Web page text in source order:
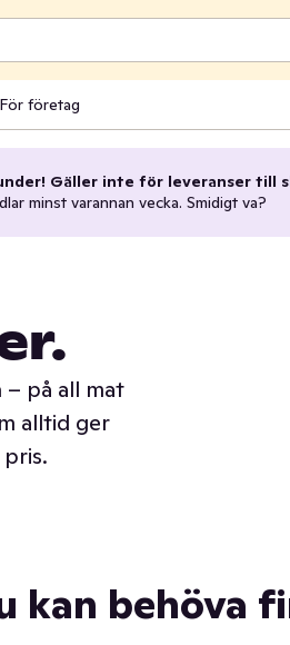
För företag
Gäller inte för leveranser till
minst varannan vecka. Smidigt va?
– på all mat
alltid ger
kan behöva